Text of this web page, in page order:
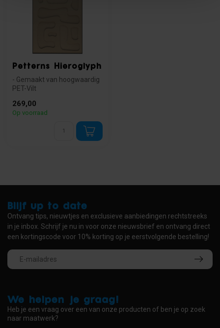
Petterns Hieroglyph
- Gemaakt van hoogwaardig
PET-Vilt
patroon
- Goede g...
269,00
Op voorraad
We helpen je graag!
Heb je een vraag over een van onze producten of ben je op zoek
naar maatwerk?
Blijf up to date
Ontvang tips, nieuwtjes en exclusieve aanbiedingen rechtstreeks
in je inbox. Schrijf je nu in voor onze nieuwsbrief en ontvang direct
een kortingscode voor 10% korting op je eerstvolgende bestelling!